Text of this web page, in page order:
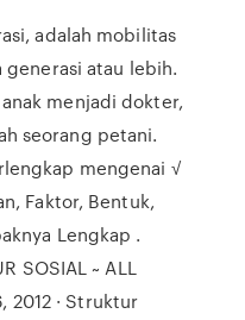
adalah mobilitas
atau lebih.
menjadi dokter,
seorang petani.
mengenai √
Faktor, Bentuk,
Lengkap .
SOSIAL ~ ALL
2012 · Struktur